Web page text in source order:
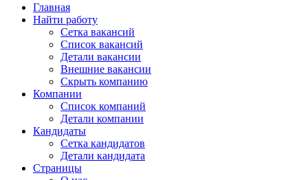
Главная
Найти работу
Сетка вакансий
Список вакансий
Детали вакансии
Внешние вакансии
Скрыть компанию
Компании
Список компаний
Детали компании
Кандидаты
Сетка кандидатов
Детали кандидата
Страницы